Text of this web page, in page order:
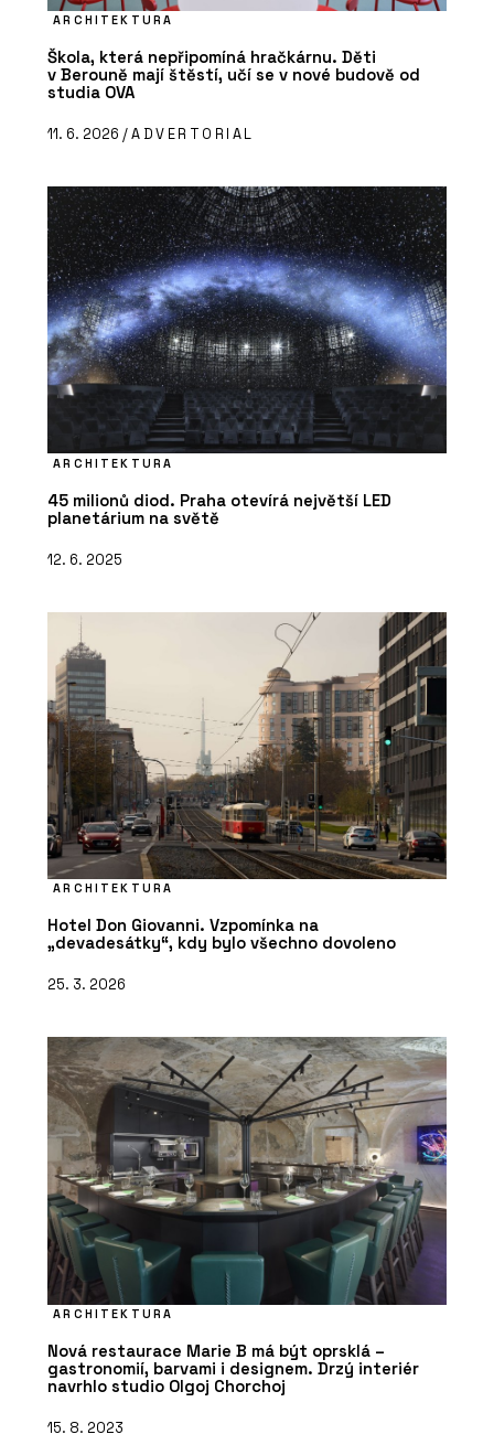
ARCHITEKTURA
Škola, která nepřipomíná hračkárnu. Děti
v Berouně mají štěstí, učí se v nové budově od
studia OVA
11. 6. 2026 /ADVERTORIAL
ARCHITEKTURA
45 milionů diod. Praha otevírá největší LED
planetárium na světě
12. 6. 2025
ARCHITEKTURA
Hotel Don Giovanni. Vzpomínka na
„devadesátky“, kdy bylo všechno dovoleno
25. 3. 2026
ARCHITEKTURA
Nová restaurace Marie B má být oprsklá –
gastronomií, barvami i designem. Drzý interiér
navrhlo studio Olgoj Chorchoj
15. 8. 2023